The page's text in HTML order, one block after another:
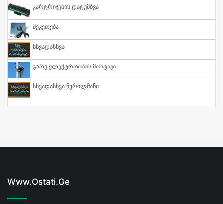
Კარტრიჯების Დატუმბვა
Შეკეთება
Სხვადასხვა
Გარე Ელექტროობის Მონტაჟი
Სხვადასხვა Წვრილმანი
Www.ostati.ge